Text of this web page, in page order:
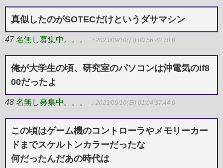
真似したのがSOTECだけというダサマシン
47 名無し募集中。。。 ：2023/09/10(日) 00:56:42.70 0
俺が大学生の頃、研究室のパソコンは沖電気のif8
00だったよ
48 名無し募集中。。。 ：2023/09/10(日) 01:04:37.44 0
この頃はゲーム機のコントローラやメモリーカー
ドまでスケルトンカラーだったな
何だったんだあの時代は